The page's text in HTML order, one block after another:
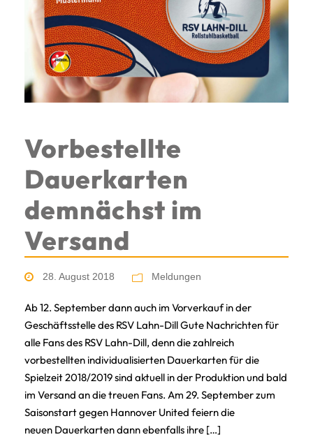
Vorbestellte
Dauerkarten
demnächst im
Versand
28. August 2018 Meldungen
Ab 12. September dann auch im Vorverkauf in der
Geschäftsstelle des RSV Lahn-Dill Gute Nachrichten für
alle Fans des RSV Lahn-Dill, denn die zahlreich
vorbestellten individualisierten Dauerkarten für die
Spielzeit 2018/2019 sind aktuell in der Produktion und bald
im Versand an die treuen Fans. Am 29. September zum
Saisonstart gegen Hannover United feiern die
neuen Dauerkarten dann ebenfalls ihre […]